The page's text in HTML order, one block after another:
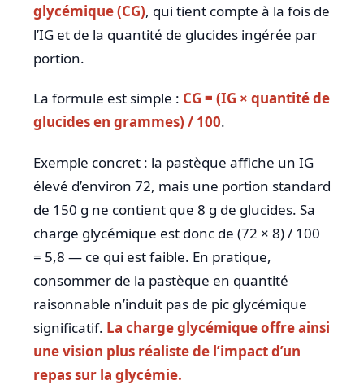
glycémique (CG), qui tient compte à la fois de
l’IG et de la quantité de glucides ingérée par
portion.
La formule est simple : CG = (IG × quantité de
glucides en grammes) / 100.
Exemple concret : la pastèque affiche un IG
élevé d’environ 72, mais une portion standard
de 150 g ne contient que 8 g de glucides. Sa
charge glycémique est donc de (72 × 8) / 100
= 5,8 — ce qui est faible. En pratique,
consommer de la pastèque en quantité
raisonnable n’induit pas de pic glycémique
significatif. La charge glycémique offre ainsi
une vision plus réaliste de l’impact d’un
repas sur la glycémie.